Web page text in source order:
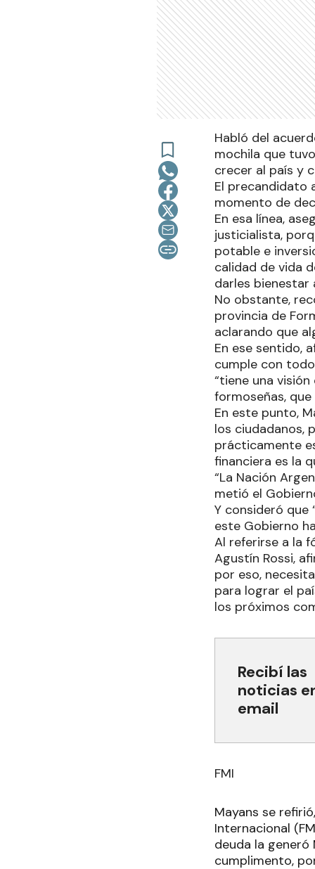
Habló del
mochila que
crecer al país y
El precandidato
momento de
En esa línea,
justicialista,
potable e
calidad de vida
darles bienestar
No obstante,
provincia de
aclarando que
En ese sentido,
cumple con
“tiene una
formoseñas,
En este punto,
los ciudadanos,
prácticamente
financiera es la
“La Nación
metió el
Y consideró que
este Gobierno
Al referirse a la
Agustín Rossi,
por eso,
para lograr el
los próximos
Recibí las
noticias
email
FMI
Mayans se
Internacional
deuda la generó
cumplimento,